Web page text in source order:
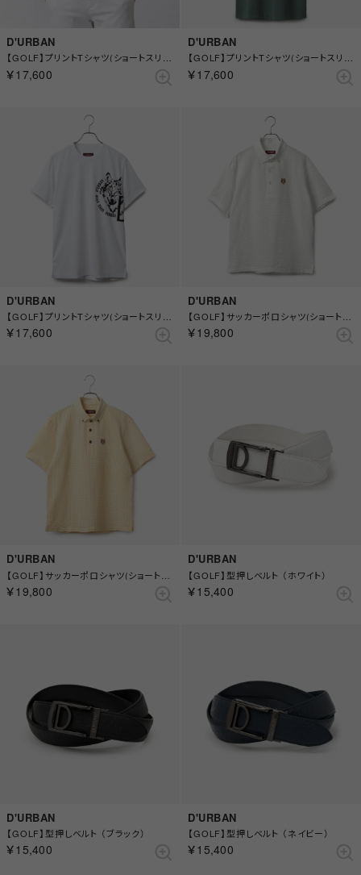
D'URBAN
【GOLF】プリントTシャツ(ショートスリーブ) （ブルー）
￥17,600
D'URBAN
【GOLF】プリントTシャツ(ショートスリーブ) （グリーン）
￥17,600
D'URBAN
￥17,600
D'URBAN
￥19,800
D'URBAN
￥19,800
D'URBAN
【GOLF】型押しベルト （ホワイト）
￥15,400
D'URBAN
【GOLF】型押しベルト （ブラック）
￥15,400
D'URBAN
【GOLF】型押しベルト （ネイビー）
￥15,400